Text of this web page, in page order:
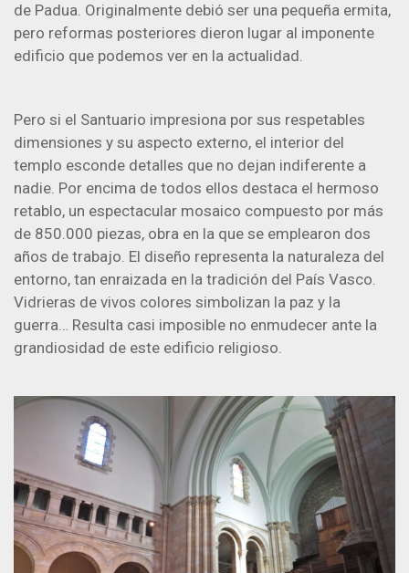
de Padua. Originalmente debió ser una pequeña ermita,
pero reformas posteriores dieron lugar al imponente
edificio que podemos ver en la actualidad.
Pero si el Santuario impresiona por sus respetables
dimensiones y su aspecto externo, el interior del
templo esconde detalles que no dejan indiferente a
nadie. Por encima de todos ellos destaca el hermoso
retablo, un espectacular mosaico compuesto por más
de 850.000 piezas, obra en la que se emplearon dos
años de trabajo. El diseño representa la naturaleza del
entorno, tan enraizada en la tradición del País Vasco.
Vidrieras de vivos colores simbolizan la paz y la
guerra… Resulta casi imposible no enmudecer ante la
grandiosidad de este edificio religioso.